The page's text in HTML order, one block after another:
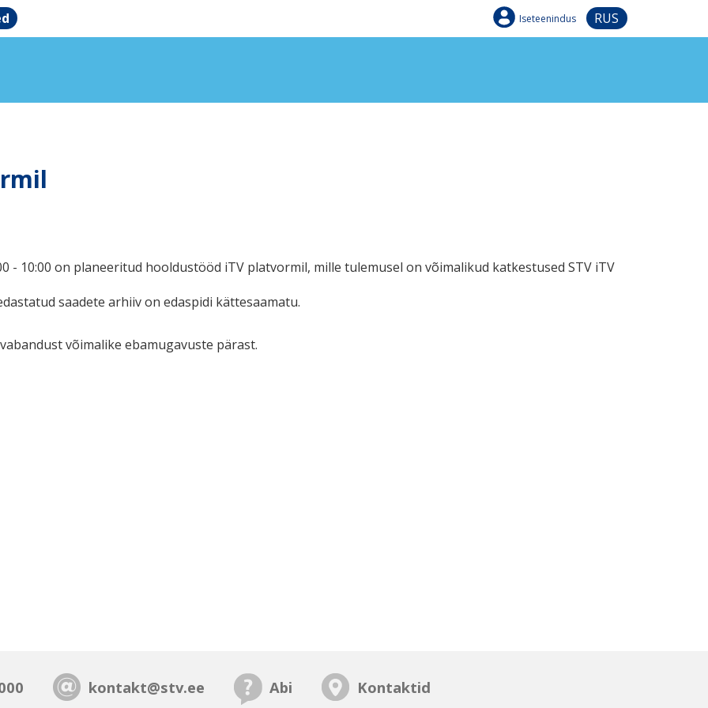
Iseteenindus RUS
- 10:00 on planeeritud hooldustööd iTV platvormil, mille tulemusel on võimalikud katkestused STV iTV
saadete arhiiv on edaspidi kättesaamatu.
võimalike ebamugavuste pärast.
kontakt@stv.ee Abi Kontaktid